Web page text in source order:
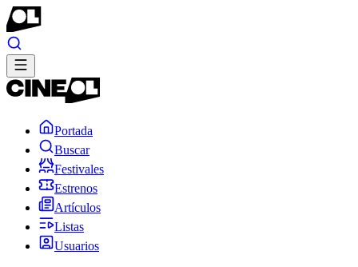
Portada
Buscar
Festivales
Estrenos
Artículos
Listas
Usuarios